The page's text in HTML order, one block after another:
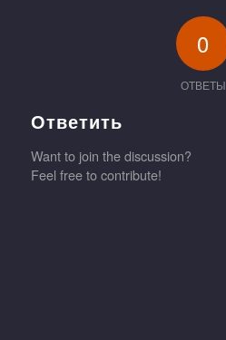
0
ОТВЕТЫ
Ответить
Want to join the discussion?
Feel free to contribute!